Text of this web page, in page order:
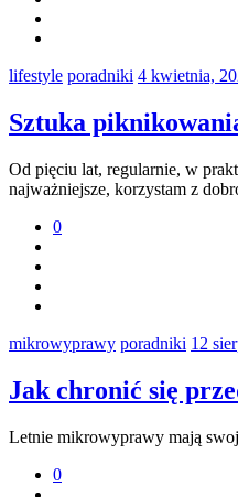
lifestyle poradniki 4 kwietnia,
Sztuka
Od pięciu lat, regularnie, w
najważniejsze, korzystam z
0
mikrowyprawy poradniki 12
Jak chronić się
Letnie mikrowyprawy mają
0